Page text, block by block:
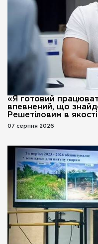
«Я готовий
впевнений, що
Решетіловим в
07 серпня 2026